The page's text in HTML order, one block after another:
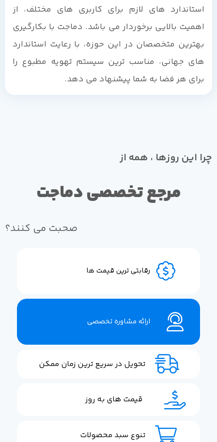
استاندارد های لازم برای کاربری های مختلف، از
اهمیت بالایی برخوردار می باشد. دماجت با بکارگیری
بهترین متخصصان در این حوزه، با رعایت استاندارد
های جهانی، مناسب ترین سیستم تهویه مطبوع را
برای هر فضا به شما پیشنهاد می دهد.
چرا این روزها ، همه از
مرجع تخصصی دماجت
صحبت می کنند؟
رقابتی ترین قیمت ها
ارائه مشاوره تخصصی
تحویل در سریع ترین زمان ممکن
قیمت های به روز
تنوع سبد محصولات